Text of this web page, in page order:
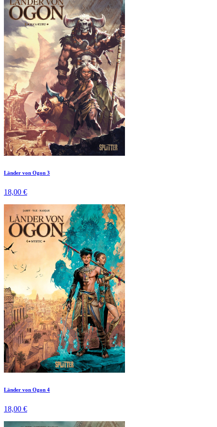
Länder von Ogon 3
18,00 €
Länder von Ogon 4
18,00 €